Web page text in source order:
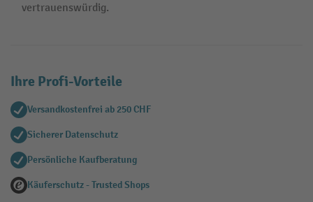
vertrauenswürdig.
Ihre Profi-Vorteile
Versandkostenfrei ab 250 CHF
Sicherer Datenschutz
Persönliche Kaufberatung
Käuferschutz - Trusted Shops